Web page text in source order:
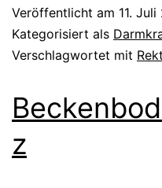
Veröffentlicht am 11.
Kategorisiert als
Verschlagwortet mit
z